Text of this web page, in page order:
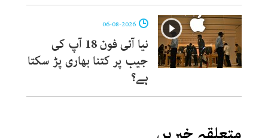
نیا آئی فون 18 آپ کی
جیب پر کتنا بھاری پڑ سکتا
ہے؟